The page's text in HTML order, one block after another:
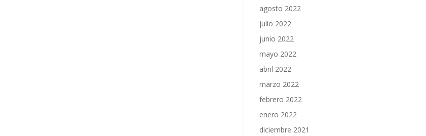
agosto 2022
julio 2022
junio 2022
mayo 2022
abril 2022
marzo 2022
febrero 2022
enero 2022
diciembre 2021